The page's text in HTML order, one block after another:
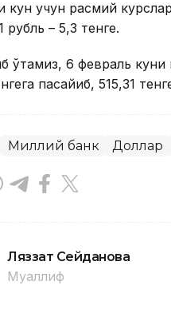
кун учун расмий
рубль – 5,3 тенге.
ўтамиз, 6 февраль куни
пасайиб, 515,31
Миллий банк Доллар
Ляззат Сейданова
Муаллиф